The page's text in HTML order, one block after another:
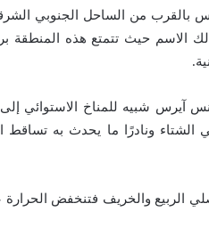
بالقرب من الساحل الجنوبي الشرقي
الاسم حيث تتمتع هذه المنطقة
آيرس شبيه للمناخ الاستوائي
الشتاء ونادرًا ما يحدث به
الربيع والخريف فتنخفض الحرارة